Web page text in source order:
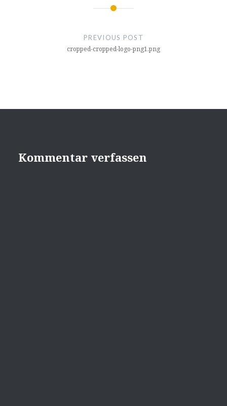
Beitragsnavigation
PREVIOUS POST
cropped-cropped-logo-png1.png
Kommentar verfassen